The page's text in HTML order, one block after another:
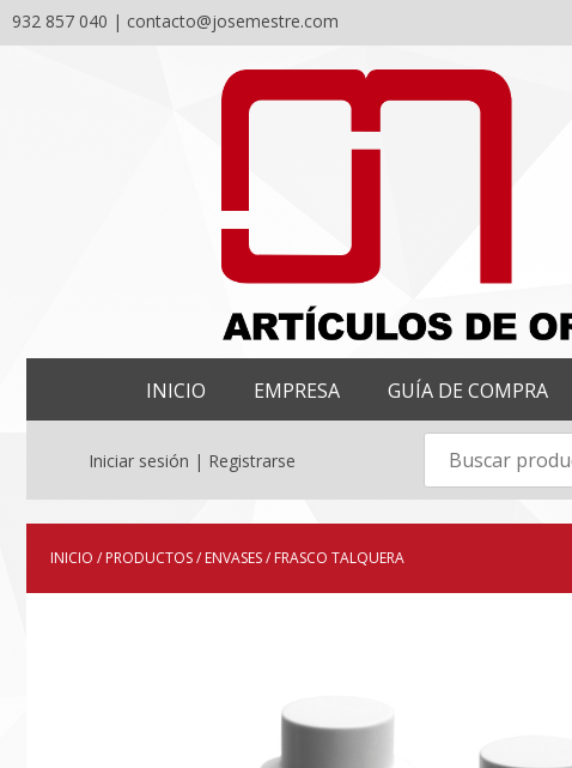
932 857 040 | contacto@josemestre.com
INICIO EMPRESA GUÍA DE COMPRA
Iniciar sesión | Registrarse
INICIO / PRODUCTOS/ ENVASES/ FRASCO TALQUERA